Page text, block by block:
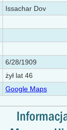
Issachar Dov
6/28/1909
żył lat 46
Google Maps